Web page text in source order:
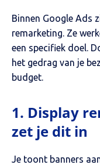
Binnen Google Ads
remarketing. Ze
een specifiek doel.
het gedrag van je
budget.
1. Display
zet je dit in
Je toont banners